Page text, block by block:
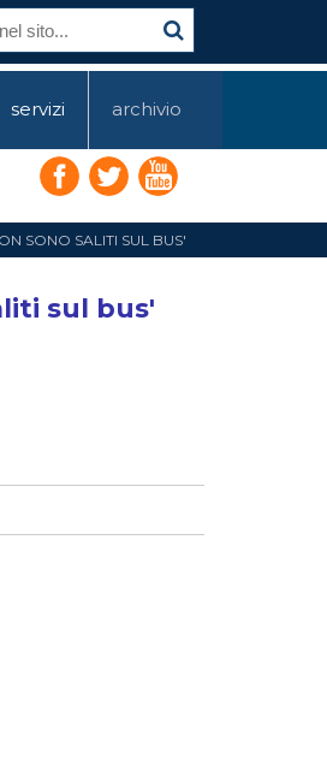
servizi archivio
SONO SALITI SUL BUS'
sul bus'